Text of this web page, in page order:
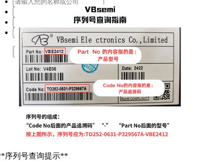
提交
序列号查询提示**